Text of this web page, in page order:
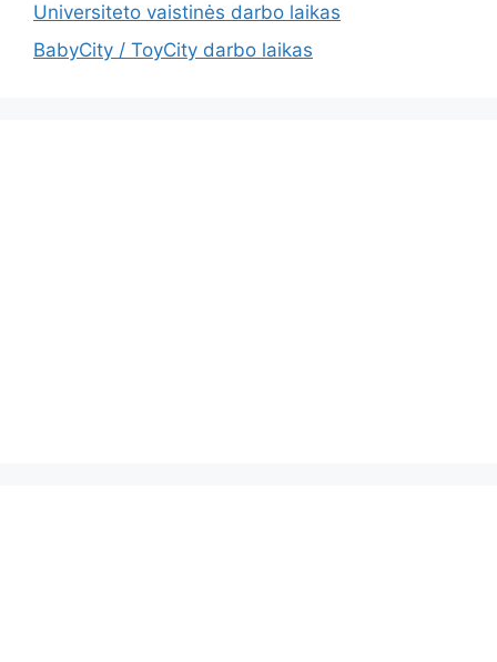
Universiteto vaistinės darbo laikas
BabyCity / ToyCity darbo laikas